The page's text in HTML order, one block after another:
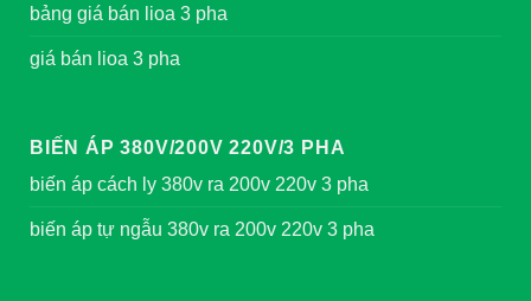
bảng giá bán lioa 3 pha
giá bán lioa 3 pha
BIẾN ÁP 380V/200V 220V/3 PHA
biến áp cách ly 380v ra 200v 220v 3 pha
biến áp tự ngẫu 380v ra 200v 220v 3 pha